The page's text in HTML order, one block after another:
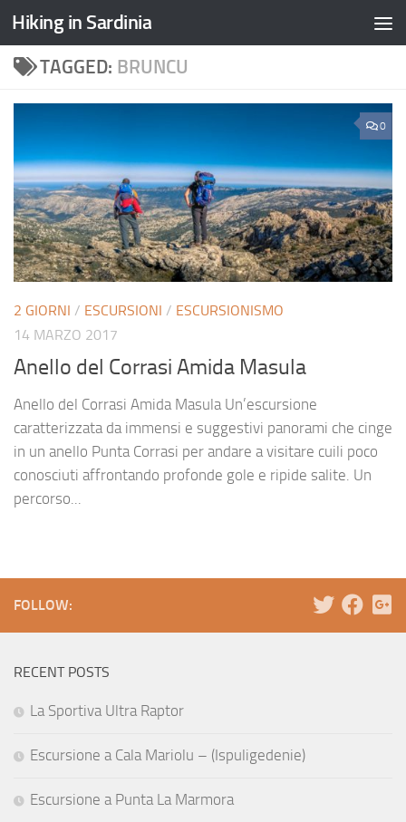
Hiking in Sardinia
TAGGED: BRUNCU
0
2 GIORNI / ESCURSIONI / ESCURSIONISMO
14 MARZO 2017
Anello del Corrasi Amida Masula
Anello del Corrasi Amida Masula Un’escursione
caratterizzata da immensi e suggestivi panorami che cinge
in un anello Punta Corrasi per andare a visitare cuili poco
conosciuti affrontando profonde gole e ripide salite. Un
percorso...
FOLLOW:
RECENT POSTS
La Sportiva Ultra Raptor
Escursione a Cala Mariolu – (Ispuligedenie)
Escursione a Punta La Marmora